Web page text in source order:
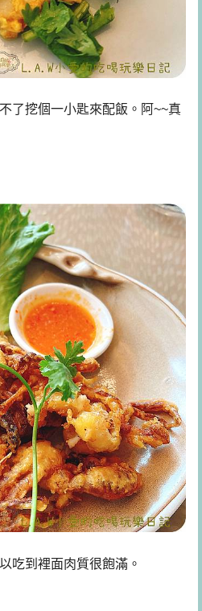
了挖個一小匙來配飯。阿~~真
吃到裡面肉質很飽滿。